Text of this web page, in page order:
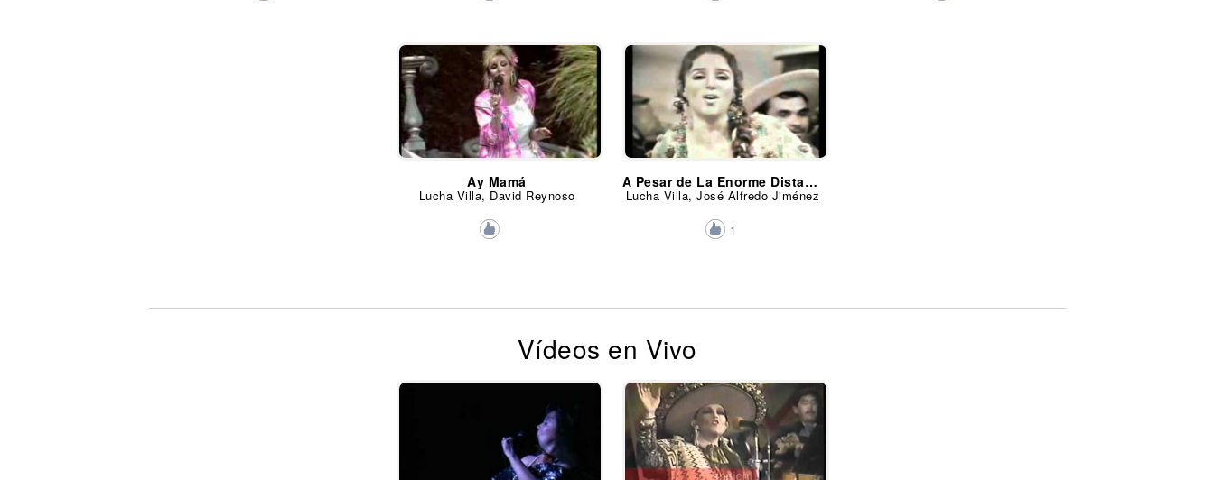
Ay Mamá
Lucha Villa, David Reynoso
A Pesar de La Enorme Distancia
Lucha Villa, José Alfredo Jiménez
1
Vídeos en Vivo